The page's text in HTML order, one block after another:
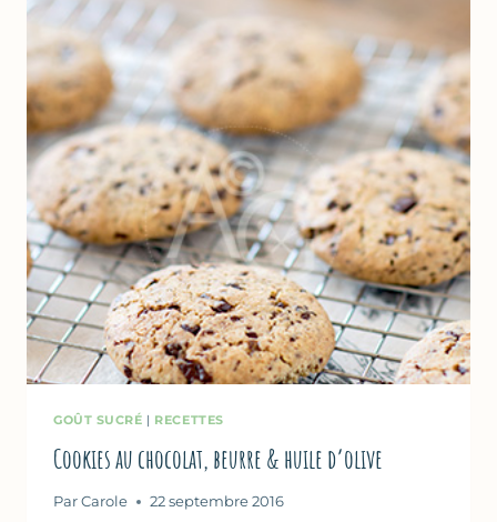
HAY
GOÛT SUCRÉ | RECETTES
Cookies au chocolat, beurre & huile d’olive
Par Carole 22 septembre 2016